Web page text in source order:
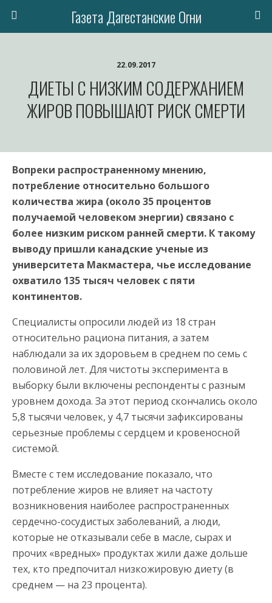
Газета Дагестанские Огни
22.09.2017
ДИЕТЫ С НИЗКИМ СОДЕРЖАНИЕМ
ЖИРОВ ПОВЫШАЮТ РИСК СМЕРТИ
Вопреки распространенному мнению,
потребление относительно большого
количества жира (около 35 процентов
получаемой человеком энергии) связано с
более низким риском ранней смерти. К такому
выводу пришли канадские ученые из
университета Макмастера, чье исследование
охватило 135 тысяч человек с пяти
континентов.
Специалисты опросили людей из 18 стран
относительно рациона питания, а затем
наблюдали за их здоровьем в среднем по семь с
половиной лет. Для чистоты эксперимента в
выборку были включены респонденты с разным
уровнем дохода. За этот период скончались около
5,8 тысячи человек, у 4,7 тысячи зафиксированы
серьезные проблемы с сердцем и кровеносной
системой.
Вместе с тем исследование показало, что
потребление жиров не влияет на частоту
возникновения наиболее распространенных
сердечно-сосудистых заболеваний, а люди,
которые не отказывали себе в масле, сырах и
прочих «вредных» продуктах жили даже дольше
тех, кто предпочитал низкожировую диету (в
среднем — на 23 процента).